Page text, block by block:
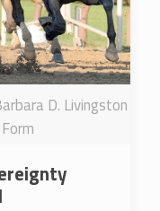
D. Livingston